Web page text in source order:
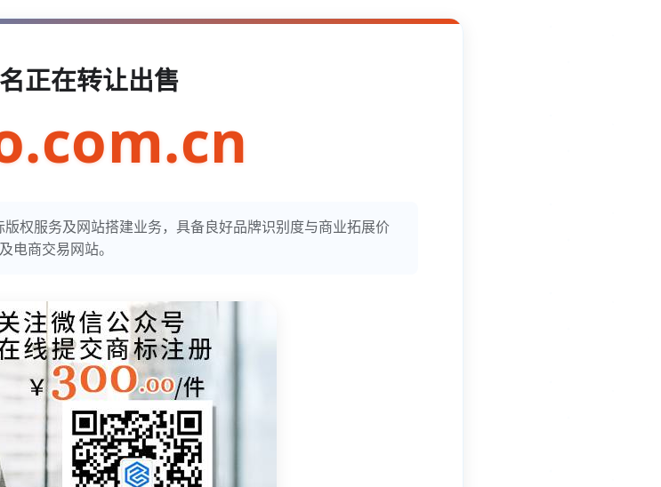
正在转让出售
权服务及网站搭建业务，具备良好品牌识别度与商业拓展价
电商交易网站。